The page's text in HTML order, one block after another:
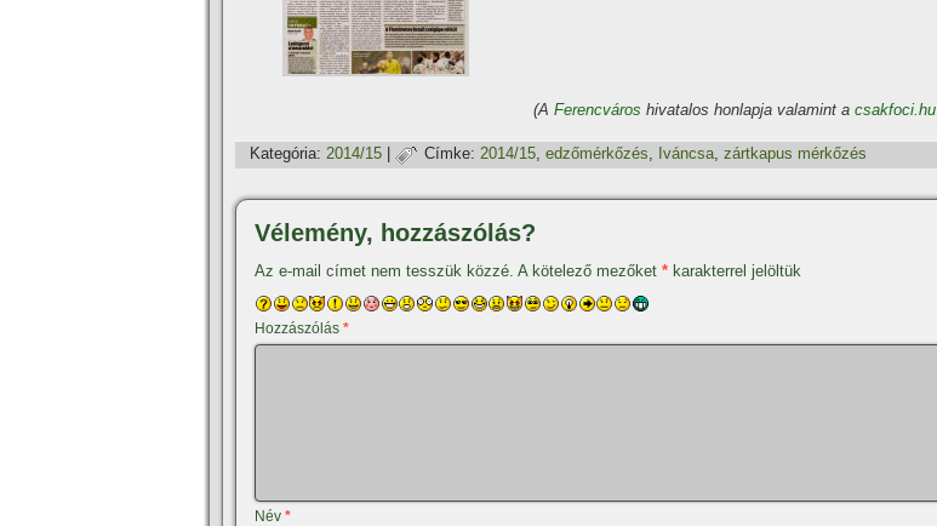
(A Ferencváros hivatalos honlapja valamint a csakfoci.hu
Kategória: 2014/15 Címke: 2014/15, edzőmérkőzés, Iváncsa, zártkapus mérkőzés
Vélemény, hozzászólás?
Az e-mail címet nem tesszük közzé. A kötelező mezőket * karakterrel jelöltük
Hozzászólás *
Név *